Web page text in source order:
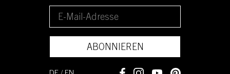
ABONNIEREN